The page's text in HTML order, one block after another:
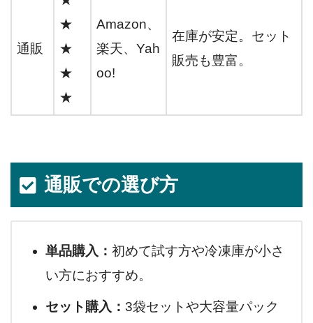
通販
★
★
★
★
Amazon、
楽天、Yah
oo!
在庫が安定。セット
販売も豊富。
通販での選び方
単品購入： 初めて試す方や冷凍庫が小さ
い方におすすめ。
セット購入： 3袋セットや大容量パック